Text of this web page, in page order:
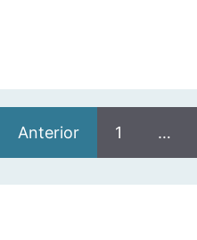
Anterior 1 …